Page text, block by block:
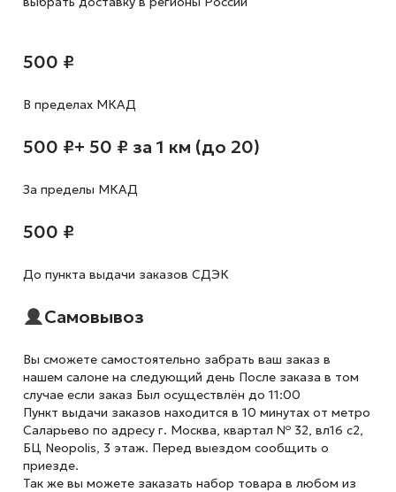
500 ₽
В пределах МКАД
500 ₽+ 50 ₽ за 1 км (до 20)
За пределы МКАД
500 ₽
До пункта выдачи заказов СДЭК
Самовывоз
Вы сможете самостоятельно забрать ваш заказ в
нашем салоне на следующий день После заказа в том
случае если заказ Был осуществлён до 11:00
Пункт выдачи заказов находится в 10 минутах от метро
Саларьево по адресу г. Москва, квартал № 32, вл16 с2,
БЦ Neopolis, 3 этаж. Перед выездом сообщить о
приезде.
Так же вы можете заказать набор товара в любом из